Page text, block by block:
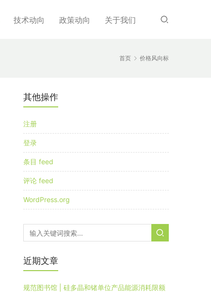
技术动向 政策动向 关于我们
首页 价格风向标
其他操作
注册
登录
条目 feed
评论 feed
WordPress.org
近期文章
规范图书馆 | 硅多晶和锗单位产品能源消耗限额